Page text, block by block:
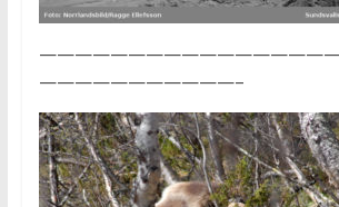
———————————–